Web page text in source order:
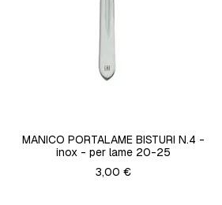
MANICO PORTALAME BISTURI N.4 -
inox - per lame 20-25
3,00 €